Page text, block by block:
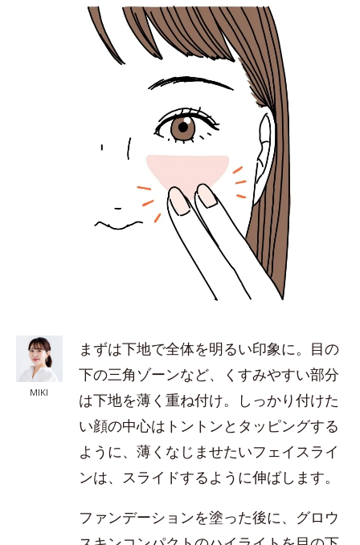
MIKI
まずは下地で全体を明るい印象に。目の
下の三角ゾーンなど、くすみやすい部分
は下地を薄く重ね付け。しっかり付けた
い顔の中心はトントンとタッピングする
ように、薄くなじませたいフェイスライ
ンは、スライドするように伸ばします。
ファンデーションを塗った後に、グロウ